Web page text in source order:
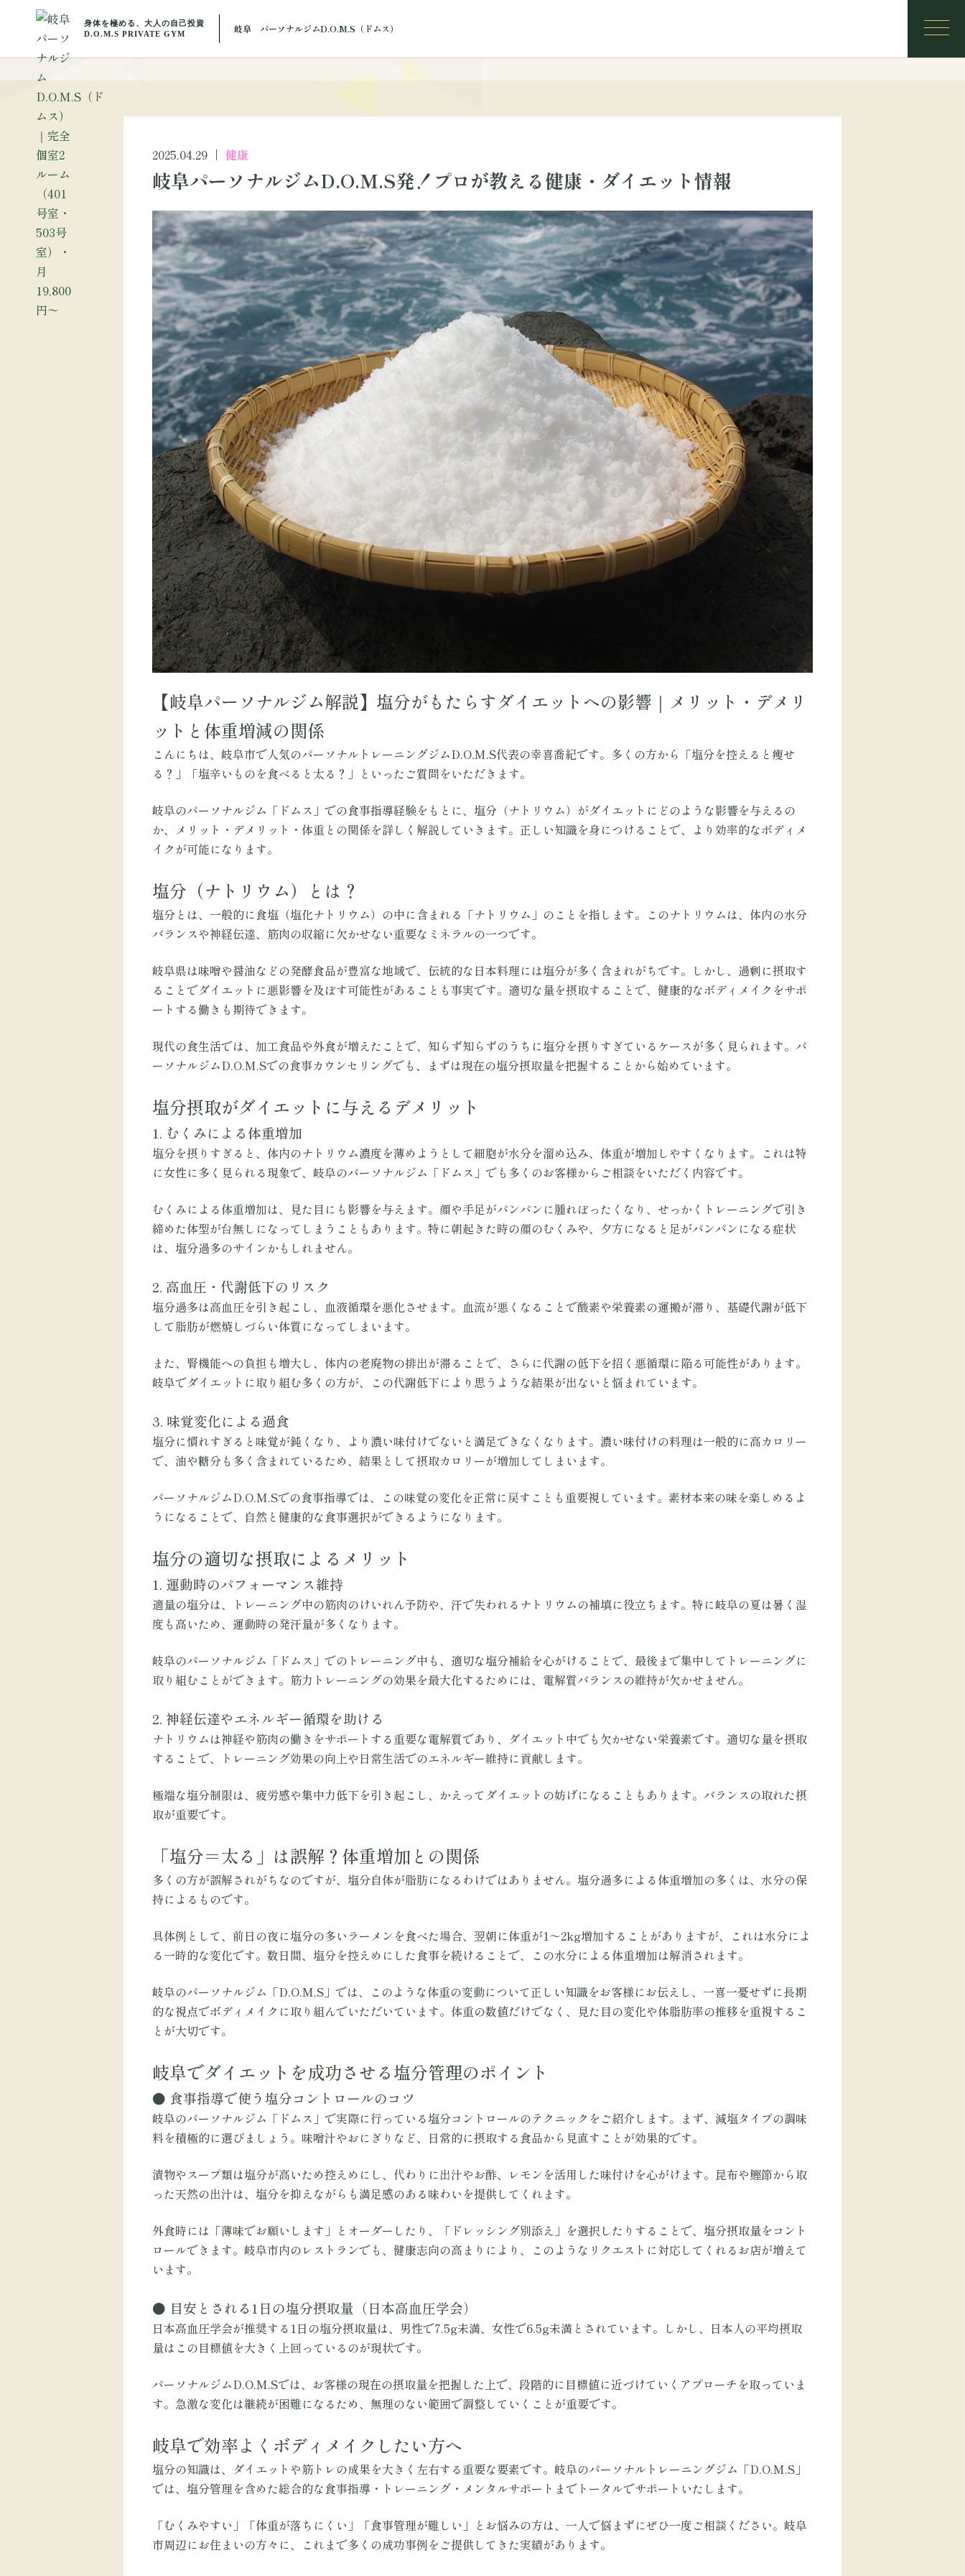
岐阜 パーソナルジムD.O.M.S（ドムス）
ブログ
2025.04.29 健康
岐阜パーソナルジムD.O.M.S発！プロが教える健康・ダイエット情報
【岐阜パーソナルジム解説】塩分がもたらすダイエットへの影響｜メリット・デメリ
ットと体重増減の関係
こんにちは、岐阜市で人気のパーソナルトレーニングジムD.O.M.S代表の幸喜喬紀です。多くの方から「塩分を控えると痩せ
る？」「塩辛いものを食べると太る？」といったご質問をいただきます。
岐阜のパーソナルジム「ドムス」での食事指導経験をもとに、塩分（ナトリウム）がダイエットにどのような影響を与えるの
か、メリット・デメリット・体重との関係を詳しく解説していきます。正しい知識を身につけることで、より効率的なボディメ
イクが可能になります。
塩分（ナトリウム）とは？
塩分とは、一般的に食塩（塩化ナトリウム）の中に含まれる「ナトリウム」のことを指します。このナトリウムは、体内の水分
バランスや神経伝達、筋肉の収縮に欠かせない重要なミネラルの一つです。
岐阜県は味噌や醤油などの発酵食品が豊富な地域で、伝統的な日本料理には塩分が多く含まれがちです。しかし、過剰に摂取す
ることでダイエットに悪影響を及ぼす可能性があることも事実です。適切な量を摂取することで、健康的なボディメイクをサポ
ートする働きも期待できます。
現代の食生活では、加工食品や外食が増えたことで、知らず知らずのうちに塩分を摂りすぎているケースが多く見られます。パ
ーソナルジムD.O.M.Sでの食事カウンセリングでも、まずは現在の塩分摂取量を把握することから始めています。
塩分摂取がダイエットに与えるデメリット
1. むくみによる体重増加
塩分を摂りすぎると、体内のナトリウム濃度を薄めようとして細胞が水分を溜め込み、体重が増加しやすくなります。これは特
に女性に多く見られる現象で、岐阜のパーソナルジム「ドムス」でも多くのお客様からご相談をいただく内容です。
むくみによる体重増加は、見た目にも影響を与えます。顔や手足がパンパンに腫れぼったくなり、せっかくトレーニングで引き
締めた体型が台無しになってしまうこともあります。特に朝起きた時の顔のむくみや、夕方になると足がパンパンになる症状
は、塩分過多のサインかもしれません。
2. 高血圧・代謝低下のリスク
塩分過多は高血圧を引き起こし、血液循環を悪化させます。血流が悪くなることで酸素や栄養素の運搬が滞り、基礎代謝が低下
して脂肪が燃焼しづらい体質になってしまいます。
また、腎機能への負担も増大し、体内の老廃物の排出が滞ることで、さらに代謝の低下を招く悪循環に陥る可能性があります。
岐阜でダイエットに取り組む多くの方が、この代謝低下により思うような結果が出ないと悩まれています。
3. 味覚変化による過食
塩分に慣れすぎると味覚が鈍くなり、より濃い味付けでないと満足できなくなります。濃い味付けの料理は一般的に高カロリー
で、油や糖分も多く含まれているため、結果として摂取カロリーが増加してしまいます。
パーソナルジムD.O.M.Sでの食事指導では、この味覚の変化を正常に戻すことも重要視しています。素材本来の味を楽しめるよ
うになることで、自然と健康的な食事選択ができるようになります。
塩分の適切な摂取によるメリット
1. 運動時のパフォーマンス維持
適量の塩分は、トレーニング中の筋肉のけいれん予防や、汗で失われるナトリウムの補填に役立ちます。特に岐阜の夏は暑く湿
度も高いため、運動時の発汗量が多くなります。
岐阜のパーソナルジム「ドムス」でのトレーニング中も、適切な塩分補給を心がけることで、最後まで集中してトレーニングに
取り組むことができます。筋力トレーニングの効果を最大化するためには、電解質バランスの維持が欠かせません。
2. 神経伝達やエネルギー循環を助ける
ナトリウムは神経や筋肉の働きをサポートする重要な電解質であり、ダイエット中でも欠かせない栄養素です。適切な量を摂取
することで、トレーニング効果の向上や日常生活でのエネルギー維持に貢献します。
極端な塩分制限は、疲労感や集中力低下を引き起こし、かえってダイエットの妨げになることもあります。バランスの取れた摂
取が重要です。
「塩分＝太る」は誤解？体重増加との関係
多くの方が誤解されがちなのですが、塩分自体が脂肪になるわけではありません。塩分過多による体重増加の多くは、水分の保
持によるものです。
具体例として、前日の夜に塩分の多いラーメンを食べた場合、翌朝に体重が1～2kg増加することがありますが、これは水分によ
る一時的な変化です。数日間、塩分を控えめにした食事を続けることで、この水分による体重増加は解消されます。
岐阜のパーソナルジム「D.O.M.S」では、このような体重の変動について正しい知識をお客様にお伝えし、一喜一憂せずに長期
的な視点でボディメイクに取り組んでいただいています。体重の数値だけでなく、見た目の変化や体脂肪率の推移を重視するこ
とが大切です。
岐阜でダイエットを成功させる塩分管理のポイント
● 食事指導で使う塩分コントロールのコツ
岐阜のパーソナルジム「ドムス」で実際に行っている塩分コントロールのテクニックをご紹介します。まず、減塩タイプの調味
料を積極的に選びましょう。味噌汁やおにぎりなど、日常的に摂取する食品から見直すことが効果的です。
漬物やスープ類は塩分が高いため控えめにし、代わりに出汁やお酢、レモンを活用した味付けを心がけます。昆布や鰹節から取
った天然の出汁は、塩分を抑えながらも満足感のある味わいを提供してくれます。
外食時には「薄味でお願いします」とオーダーしたり、「ドレッシング別添え」を選択したりすることで、塩分摂取量をコント
ロールできます。岐阜市内のレストランでも、健康志向の高まりにより、このようなリクエストに対応してくれるお店が増えて
います。
● 目安とされる1日の塩分摂取量（日本高血圧学会）
日本高血圧学会が推奨する1日の塩分摂取量は、男性で7.5g未満、女性で6.5g未満とされています。しかし、日本人の平均摂取
量はこの目標値を大きく上回っているのが現状です。
パーソナルジムD.O.M.Sでは、お客様の現在の摂取量を把握した上で、段階的に目標値に近づけていくアプローチを取っていま
す。急激な変化は継続が困難になるため、無理のない範囲で調整していくことが重要です。
岐阜で効率よくボディメイクしたい方へ
塩分の知識は、ダイエットや筋トレの成果を大きく左右する重要な要素です。岐阜のパーソナルトレーニングジム「D.O.M.S」
では、塩分管理を含めた総合的な食事指導・トレーニング・メンタルサポートまでトータルでサポートいたします。
「むくみやすい」「体重が落ちにくい」「食事管理が難しい」とお悩みの方は、一人で悩まずにぜひ一度ご相談ください。岐阜
市周辺にお住まいの方々に、これまで多くの成功事例をご提供してきた実績があります。